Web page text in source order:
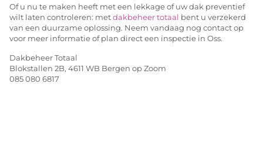
Of u nu te maken heeft met een lekkage of uw dak preventief
wilt laten controleren: met dakbeheer totaal bent u verzekerd
van een duurzame oplossing. Neem vandaag nog contact op
voor meer informatie of plan direct een inspectie in Oss.
Dakbeheer Totaal
Blokstallen 2B, 4611 WB Bergen op Zoom​
085 080 6817​